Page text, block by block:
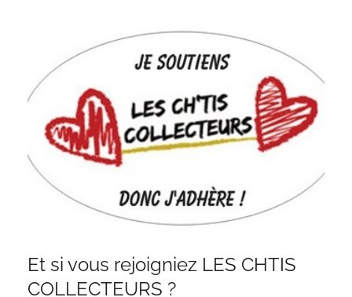
Et si vous rejoigniez LES CHTIS
COLLECTEURS ?